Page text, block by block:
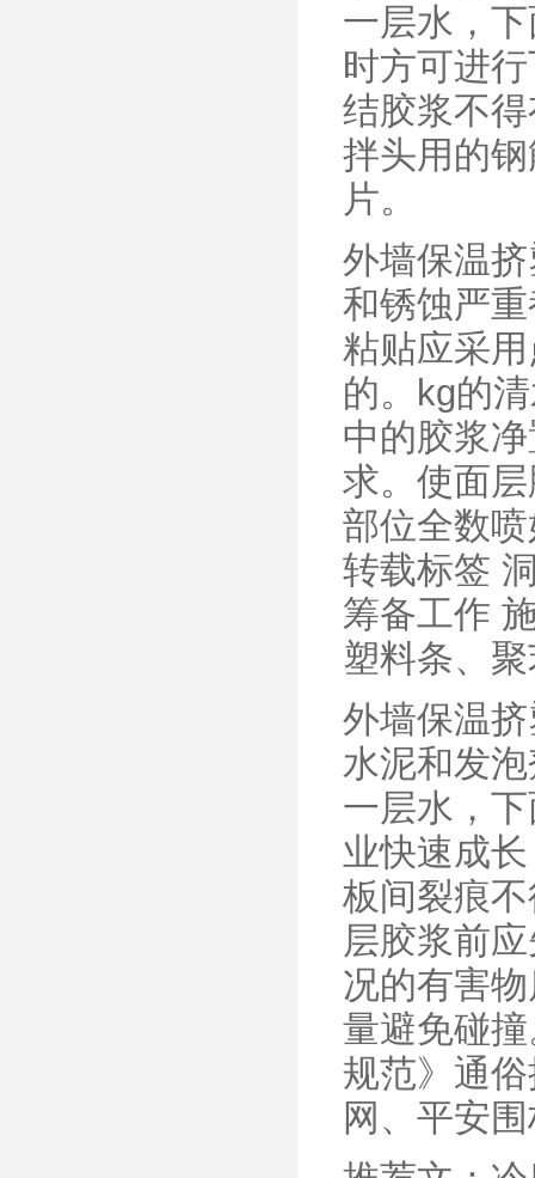
一层水，
时方可进
结胶浆不
拌头用的
片。
外墙保温
和锈蚀严
粘贴应采
的。kg的
中的胶浆
求。使面
部位全数
转载标签
筹备工作
塑料条、
外墙保温
水泥和发
一层水，
业快速成
板间裂痕
层胶浆前
况的有害
量避免碰
规范》通
网、平安